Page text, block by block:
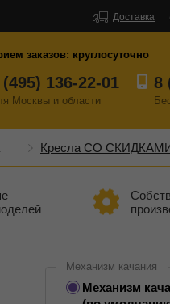
Доставка
заказов: круглосуточно
136-22-01
Москвы и области
8
Кресла СО
Механизм качания
Механизм